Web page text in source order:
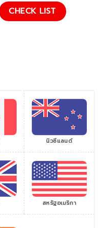
CHECK LIST
นิวซีแลนด์
สหรัฐอเมริกา